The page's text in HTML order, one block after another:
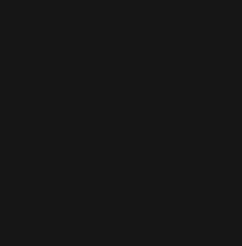
انتخاب پرداخت در محل
بدون ضامن امکان‌پذیر
ارائه می‌شود.